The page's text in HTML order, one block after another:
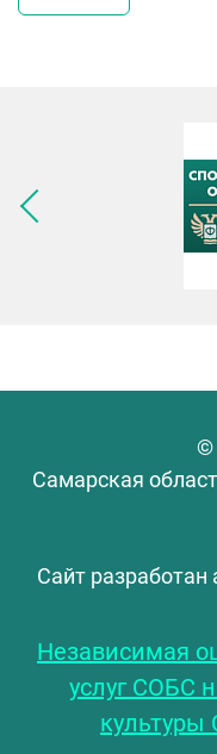
Следующее
©
Самарская
Сайт разработан
Независимая
услуг СОБС
культуры